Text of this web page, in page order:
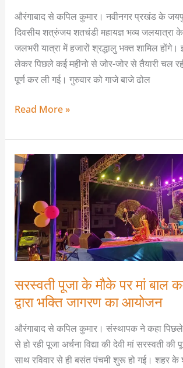
औरंगाबाद से कपिल कुमार। नवीनगर प्रखंड के
दिवसीय शत्रुंजय शतचंडी महायज्ञ भव्य जलयात्रा के
जलभरी यात्रा में हजारों श्रद्धालु भक्त शामिल होंगे।
लेकर पिछले कई महीनो से जोर-जोर से तैयारी चल
पूर्ण कर ली गई। गुरुवार को गाजे बाजे ढोल
कल
निकाली
जाएगी
भव्य
जलयात्रा,
होंगे
भक्त
Read More »
सरस्वती पूजा के मौके पर मां बाल
द्वारा भक्ति जागरण का आयोजन
औरंगाबाद से कपिल कुमार। संस्थापक ने कहा पिछले
से हो रही पूजा अर्चना विद्या की देवी मां सरस्वती
साथ रविवार से ही बसंत पंचमी शुरू हो गई। शहर के
सरस्वती
पूजा
के
मौके
पर
मां
बाल
शाहपुर
द्वारा
जागरण
का